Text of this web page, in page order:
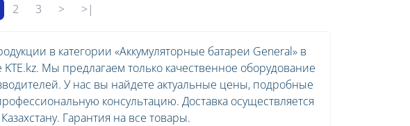
2 3 > >|
в категории «Аккумуляторные батареи General» в
Мы предлагаем только качественное оборудование
У нас вы найдете актуальные цены, подробные
консультацию. Доставка осуществляется
Гарантия на все товары.